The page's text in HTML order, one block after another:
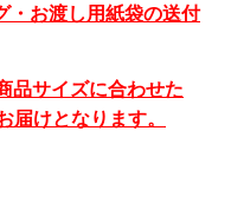
・お渡し用紙袋の送付
品サイズに合わせた
けとなります。